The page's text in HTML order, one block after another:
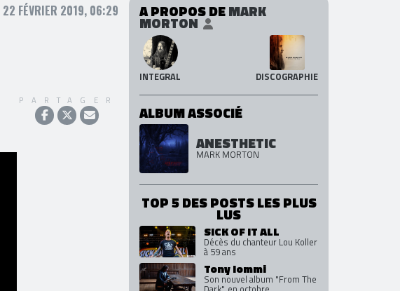
22 FÉVRIER 2019, 06:29
PARTAGER
A PROPOS DEMARK
MORTON
INTEGRAL DISCOGRAPHIE
ALBUM ASSOCIÉ
ANESTHETIC
MARK MORTON
TOP 5 DES POSTS LES PLUS
LUS
SICK OF IT ALL
Décès du chanteur Lou Koller
à 59 ans
Tony Iommi
Son nouvel album "From The